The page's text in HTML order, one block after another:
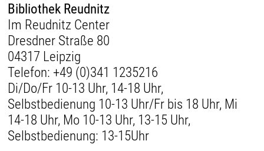
Bibliothek Reudnitz
Im Reudnitz Center
Dresdner Straße 80
04317 Leipzig
Telefon: +49 (0)341 1235216
Di/Do/Fr 10-13 Uhr, 14-18 Uhr,
Selbstbedienung 10-13 Uhr/Fr bis 18 Uhr, Mi
14-18 Uhr, Mo 10-13 Uhr, 13-15 Uhr,
Selbstbedienung: 13-15Uhr